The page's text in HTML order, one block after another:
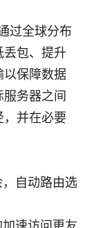
过全球分布
丢包、提升
以保障数据
服务器之间
，并在必要
自动路由选